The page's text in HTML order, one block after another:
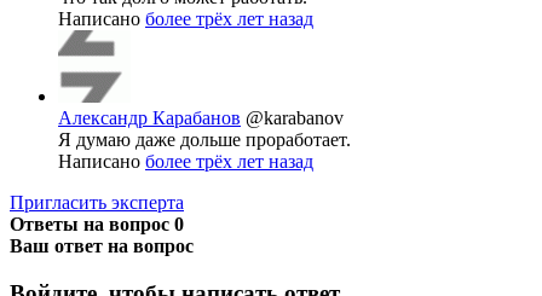
Написано более трёх лет назад
Александр Карабанов @karabanov
Я думаю даже дольше проработает.
Написано более трёх лет назад
Пригласить эксперта
Ответы на вопрос 0
Ваш ответ на вопрос